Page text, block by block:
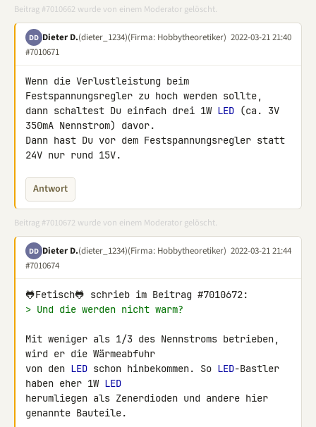
Beitrag #7010662 wurde von einem Moderator gelöscht.
DD Dieter D.(dieter_1234)(Firma: Hobbytheoretiker) 2022-03-21 21:40
#7010671
Wenn die Verlustleistung beim
Festspannungsregler zu hoch werden sollte,
dann schaltest Du einfach drei 1W LED (ca. 3V
350mA Nennstrom) davor.
Dann hast Du vor dem Festspannungsregler statt
24V nur rund 15V.
Antwort
Beitrag #7010672 wurde von einem Moderator gelöscht.
DD Dieter D.(dieter_1234)(Firma: Hobbytheoretiker) 2022-03-21 21:44
#7010674
> Und die werden nicht warm?
Mit weniger als 1/3 des Nennstroms betrieben,
wird er die Wärmeabfuhr
von den LED schon hinbekommen. So LED-Bastler
haben eher 1W LED
herumliegen als Zenerdioden und andere hier
genannte Bauteile.